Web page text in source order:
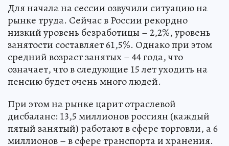
Для начала на сессии озвучили ситуацию на
рынке труда. Сейчас в России рекордно
низкий уровень безработицы – 2,2%, уровень
занятости составляет 61,5%. Однако при этом
средний возраст занятых – 44 года, что
означает, что в следующие 15 лет уходить на
пенсию будет очень много людей.
При этом на рынке царит отраслевой
дисбаланс: 13,5 миллионов россиян (каждый
пятый занятый) работают в сфере торговли, а 6
миллионов – в сфере транспорта и хранения.